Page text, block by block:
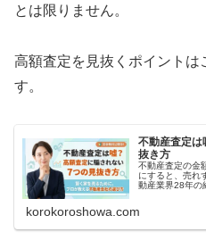
とは限りません。
高額査定を見抜くポイントは
す。
不動産査定は
抜き方
不動産査定の金
にすると、売れ
動産業界28年の
korokoroshowa.com